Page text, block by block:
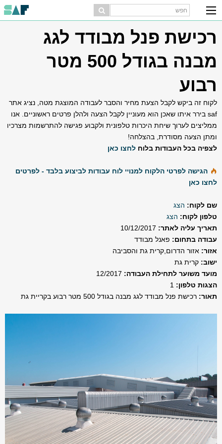
רכישת פנל מבודד לגג
מבנה בגודל 500 מטר
רבוע
לקוח זה ביקש לקבל הצעת מחיר והסבר לעבודה המוצגת מטה, נציג אתר
saf בירר איתו שאכן הוא מעוניין לקבל הצעה ולהלן פרטים ראשוניים. אנו
ממליצים לערוך שיחת היכרות טלפונית ולקבוע פגישה להתרשמות מצרכיו
ומתן הצעה מסודרת, בהצלחה!
לצפיה בכל העבודות בלוח לחצו כאן
הגישה לפרטי הלקוח למנויי לוח עבודות לביצוע בלבד - לפרטים
לחצו כאן
שם לקוח: הצג
טלפון לקוח: הצג
תאריך עליה לאתר:
עבודה בתחום: פאנל מבודד
אזור: אזור הדרום,קרית גת והסביבה
ישוב: קרית גת
מועד משוער לתחילת העבודה:
הצגות טלפון: 1
תאור: רכישת פנל מבודד לגג מבנה בגודל 500 מטר רבוע בקריית גת